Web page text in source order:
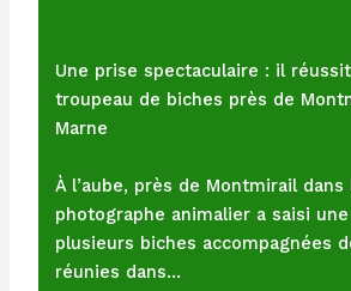
Une prise spectaculaire : il
troupeau de biches près de
Marne
À l’aube, près de Montmirail dans
photographe animalier a saisi
plusieurs biches accompagnées
réunies dans…